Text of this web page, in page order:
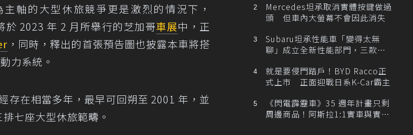
軸的大型休旅競爭更是激烈的情況下，
2023 年 2 月所舉行的芝加哥車展中，正
，同時，釋出的首張預告圖也披露本車將搭
力系統。
存在相當多年，最早可回朔至 2001 年，並
七座大型休旅範疇。
Mercedes坦承取消實體按鍵做過
頭 但車內大螢幕不會因此消失
Subaru坦承性能車「變得太無
聊」成立全新性能部門，三款手
就是要侵門踏戶！BYD Racco正
式上市 正面迎戰日系K-Car霸主
《閃電霹靂車》35 週年計畫只剩
周邊商品！阿斯拉1:1實車與實體